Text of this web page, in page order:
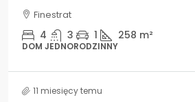
Finestrat
4 3 1 258 m²
DOM JEDNORODZINNY
11 miesięcy temu